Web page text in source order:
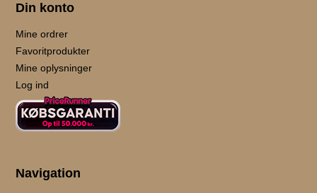
Din konto
Mine ordrer
Favoritprodukter
Mine oplysninger
Log ind
Navigation